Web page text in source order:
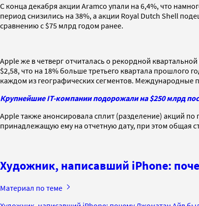
С конца декабря акции Aramco упали на 6,4%, что
период снизились на 38%, а акции Royal Dutch Shell
сравнению с $75 млрд годом ранее.
Apple же в четверг отчиталась о рекордной
$2,58, что на 18% больше третьего квартала прошлого
каждом из географических сегментов. Международные
Крупнейшие IT-компании подорожали на $250 млрд
Apple также анонсировала сплит (разделение) акций
принадлежащую ему на отчетную дату, при этом общая
Художник, написавший iPhone:
Материал по теме